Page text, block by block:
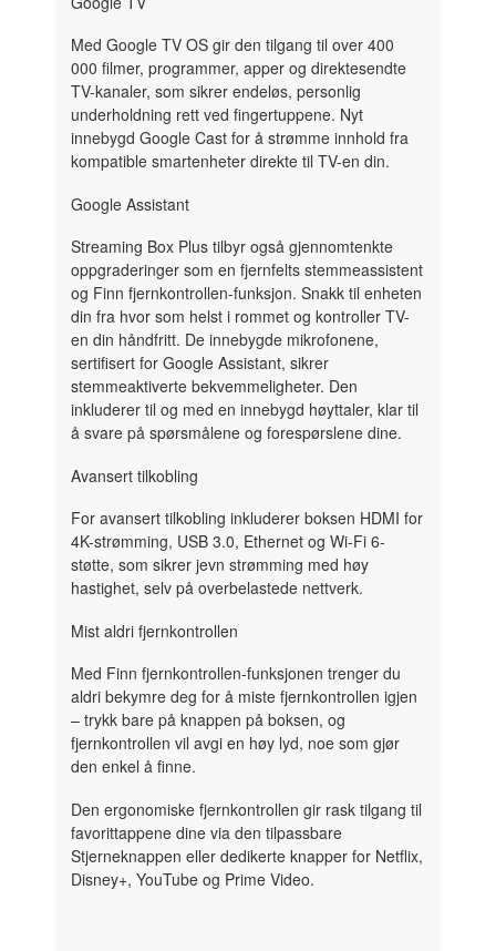
Med Google TV OS gir den tilgang til over 400
000 filmer, programmer, apper og direktesendte
TV-kanaler, som sikrer endeløs, personlig
underholdning rett ved fingertuppene. Nyt
innebygd Google Cast for å strømme innhold fra
kompatible smartenheter direkte til TV-en din.
Google Assistant
Streaming Box Plus tilbyr også gjennomtenkte
oppgraderinger som en fjernfelts stemmeassistent
og Finn fjernkontrollen-funksjon. Snakk til enheten
din fra hvor som helst i rommet og kontroller TV-
en din håndfritt. De innebygde mikrofonene,
sertifisert for Google Assistant, sikrer
stemmeaktiverte bekvemmeligheter. Den
inkluderer til og med en innebygd høyttaler, klar til
å svare på spørsmålene og forespørslene dine.
Avansert tilkobling
For avansert tilkobling inkluderer boksen HDMI for
4K-strømming, USB 3.0, Ethernet og Wi-Fi 6-
støtte, som sikrer jevn strømming med høy
hastighet, selv på overbelastede nettverk.
Mist aldri fjernkontrollen
Med Finn fjernkontrollen-funksjonen trenger du
aldri bekymre deg for å miste fjernkontrollen igjen
– trykk bare på knappen på boksen, og
fjernkontrollen vil avgi en høy lyd, noe som gjør
den enkel å finne.
Den ergonomiske fjernkontrollen gir rask tilgang til
favorittappene dine via den tilpassbare
Stjerneknappen eller dedikerte knapper for Netflix,
Disney+, YouTube og Prime Video.